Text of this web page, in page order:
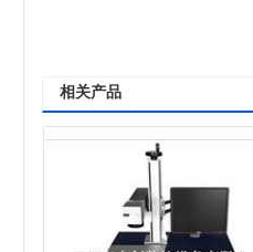
相关产品